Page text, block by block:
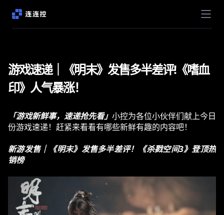
游戏速递｜《明末》发售多半差评!《嗜血
印》人气暴涨！
「游戏新鲜事，速递抢先看」 小控为各位小伙伴们献上今日
份游戏速递！赶紧来看看有哪些新鲜有趣的内容吧！
新游发售｜《明末》发售多半差评！《杀戮空间3》登顶热
销榜